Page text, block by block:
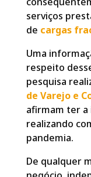
serviços
de cargas
Uma
respeito
pesquisa
de Varejo e
afirmam ter
realizando
pandemia.
De qualquer